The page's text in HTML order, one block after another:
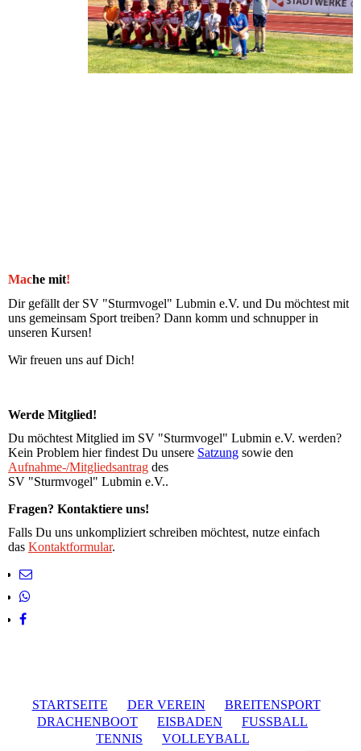
Mache mit!
Dir gefällt der SV "Sturmvogel" Lubmin e.V. und Du möchtest mit
uns gemeinsam Sport treiben? Dann komm und schnupper in
unseren Kursen!
Wir freuen uns auf Dich!
Werde Mitglied!
Du möchtest Mitglied im SV "Sturmvogel" Lubmin e.V. werden?
Kein Problem hier findest Du unsere Satzung sowie den
Aufnahme-/Mitgliedsantrag des
SV "Sturmvogel" Lubmin e.V..
Fragen? Kontaktiere uns!
Falls Du uns unkompliziert schreiben möchtest, nutze einfach
das Kontaktformular.
STARTSEITE DER VEREIN
BREITENSPORT
DRACHENBOOT
EISBADEN
FUSSBALL
TENNIS
VOLLEYBALL